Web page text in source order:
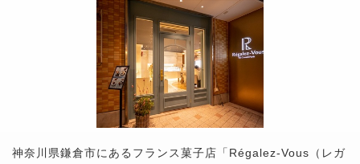
神奈川県鎌倉市にあるフランス菓子店「Régalez-Vous（レガ